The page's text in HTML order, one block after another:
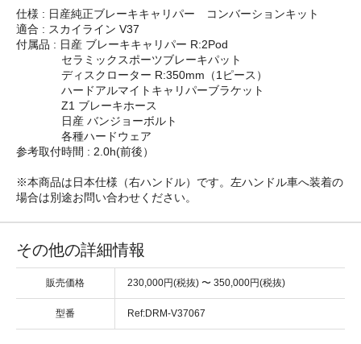
仕様 : 日産純正ブレーキキャリパー コンバーションキット
適合 : スカイライン V37
付属品 : 日産 ブレーキキャリパー R:2Pod
セラミックスポーツブレーキパット
ディスクローター R:350mm（1ピース）
ハードアルマイトキャリパーブラケット
Z1 ブレーキホース
日産 バンジョーボルト
各種ハードウェア
参考取付時間 : 2.0h(前後）
※本商品は日本仕様（右ハンドル）です。左ハンドル車へ装着の
場合は別途お問い合わせください。
その他の詳細情報
販売価格 230,000円(税抜) 〜 350,000円(税抜)
型番 Ref:DRM-V37067